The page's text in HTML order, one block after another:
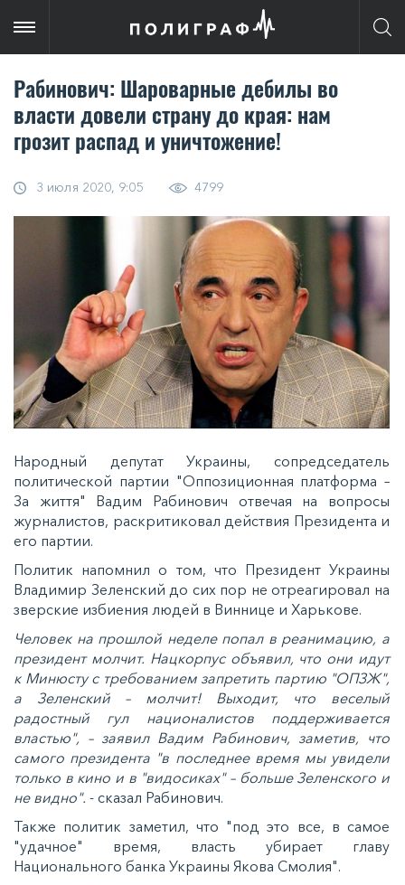
Рабинович: Шароварные дебилы во
власти довели страну до края: нам
грозит распад и уничтожение!
3 июля 2020, 9:05 4799
Народный депутат Украины, сопредседатель
политической партии "Оппозиционная платформа –
За життя" Вадим Рабинович отвечая на вопросы
журналистов, раскритиковал действия Президента и
его партии.
Политик напомнил о том, что Президент Украины
Владимир Зеленский до сих пор не отреагировал на
зверские избиения людей в Виннице и Харькове.
Человек на прошлой неделе попал в реанимацию, а
президент молчит. Нацкорпус объявил, что они идут
к Минюсту с требованием запретить партию "ОПЗЖ",
а Зеленский – молчит! Выходит, что веселый
радостный гул националистов поддерживается
властью", – заявил Вадим Рабинович, заметив, что
самого президента "в последнее время мы увидели
только в кино и в "видосиках" – больше Зеленского и
не видно". - сказал Рабинович.
Также политик заметил, что "под это все, в самое
"удачное" время, власть убирает главу
Национального банка Украины Якова Смолия".